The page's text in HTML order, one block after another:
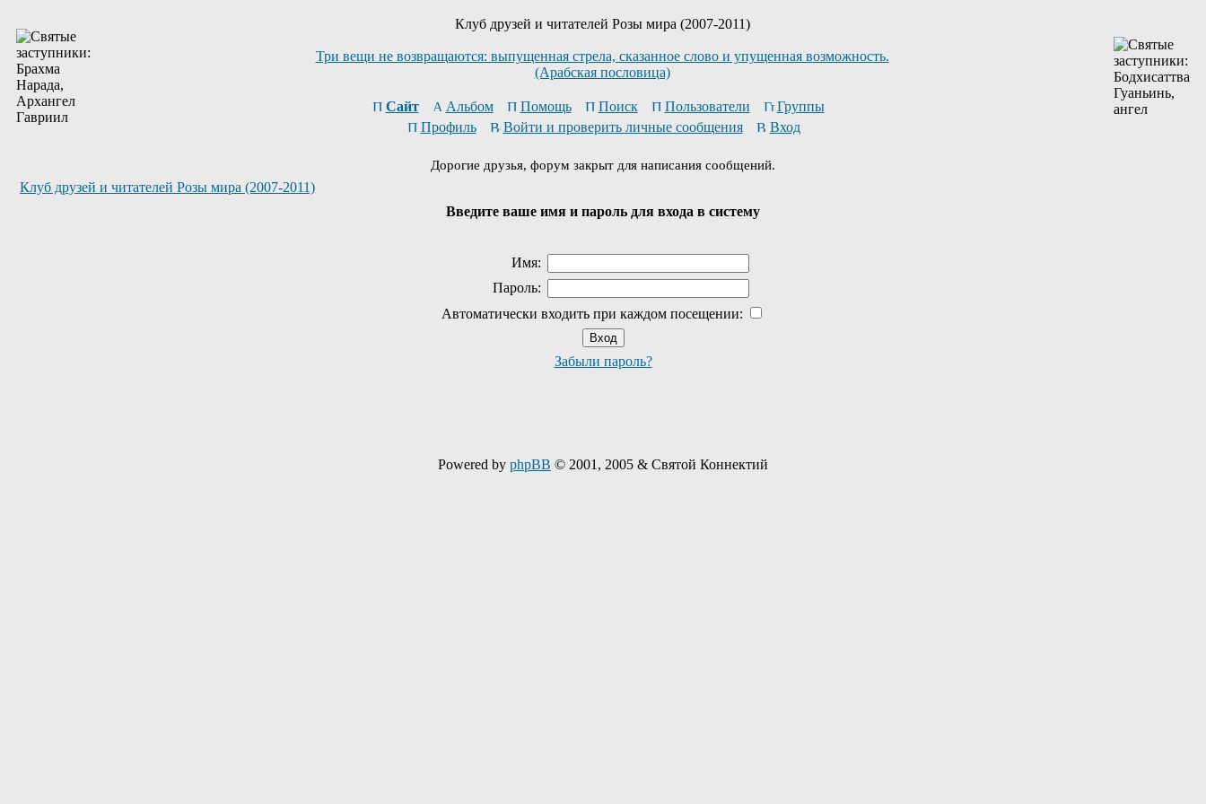
Клуб друзей и читателей Розы мира (2007-2011)
Три вещи не возвращаются: выпущенная стрела, сказанное слово и упущенная возможность.
(Арабская пословица)
Сайт Альбом Помощь Поиск Пользователи
Группы
Профиль
Войти и проверить личные сообщения Вход
Дорогие друзья, форум закрыт для написания сообщений.
Клуб друзей и читателей Розы мира (2007-2011)
Введите ваше имя и пароль для входа в систему
Имя:
Пароль:
Автоматически входить при каждом посещении:
Забыли пароль?
Powered by phpBB © 2001, 2005 & Святой Коннектий